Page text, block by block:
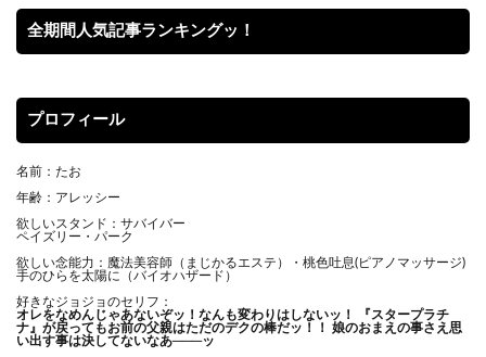
全期間人気記事ランキングッ！
プロフィール
名前：たお
年齢：アレッシー
欲しいスタンド：サバイバー
ペイズリー・パーク
欲しい念能力：魔法美容師（まじかるエステ）・桃色吐息(ピアノマッサージ)
手のひらを太陽に（バイオハザード）
好きなジョジョのセリフ：
オレをなめんじゃあないぞッ！ なんも変わりはしないッ！ 『スタープラチ
ナ』が戻ってもお前の父親はただのデクの棒だッ！！ 娘のおまえの事さえ思
い出す事は決してないなあ───ッ